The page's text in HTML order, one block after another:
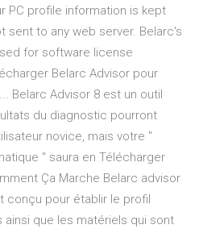
PC profile information is kept
sent to any web server. Belarc's
for software license
Belarc Advisor pour
Belarc Advisor 8 est un outil
du diagnostic pourront
novice, mais votre "
" saura en Télécharger
Ça Marche Belarc advisor
conçu pour établir le profil
que les matériels qui sont